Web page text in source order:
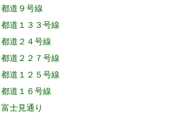
都道９号線
都道１３３号線
都道２４号線
都道２２７号線
都道１２５号線
都道１６号線
富士見通り